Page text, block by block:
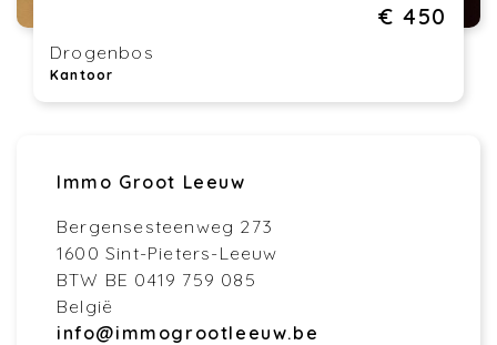
€ 450
Drogenbos
Kantoor
Immo Groot Leeuw
Bergensesteenweg 273
1600 Sint-Pieters-Leeuw
BTW BE 0419 759 085
België
info@immogrootleeuw.be